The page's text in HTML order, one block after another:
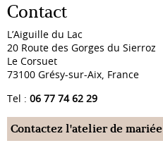
Contact
L’Aiguille du Lac
20 Route des Gorges du Sierroz
Le Corsuet
73100 Grésy-sur-Aix, France
Tel : 06 77 74 62 29
Contactez l'atelier de mariée